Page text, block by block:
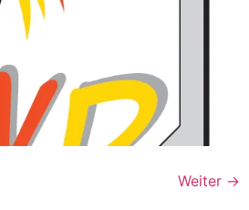
Weiter →